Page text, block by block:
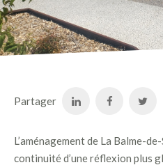
Partager
L’aménagement de La Balme-
continuité d’une réflexion plus